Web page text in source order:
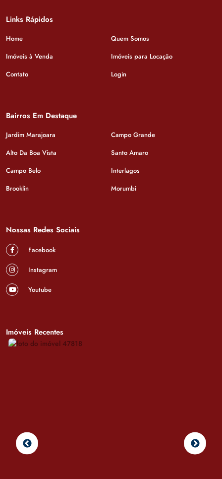
Links Rápidos
Home
Quem Somos
Imóveis à Venda
Imóveis para Locação
Contato
Login
Bairros Em Destaque
Jardim Marajoara
Campo Grande
Alto Da Boa Vista
Santo Amaro
Campo Belo
Interlagos
Brooklin
Morumbi
Nossas Redes Sociais
Facebook
Instagram
Youtube
Imóveis Recentes